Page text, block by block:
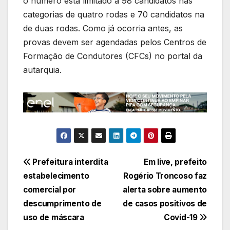
categorias de quatro rodas e 70 candidatos na
de duas rodas. Como já ocorria antes, as
provas devem ser agendadas pelos Centros de
Formação de Condutores (CFCs) no portal da
autarquia.
Navegação
de
Post
Em live, prefeito
Rogério Troncoso faz
alerta sobre aumento
de casos positivos de
Covid-19
Prefeitura interdita
estabelecimento
comercial por
descumprimento de
uso de máscara